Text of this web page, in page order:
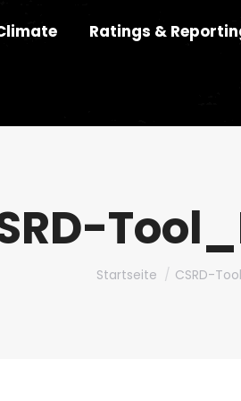
Ratings &
Du bist hier:
Startseite CSRD-